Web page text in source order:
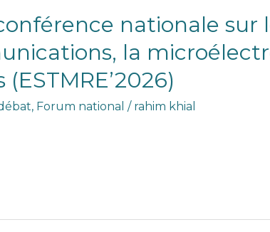
nationale sur
la
, Forum national / rahim khial